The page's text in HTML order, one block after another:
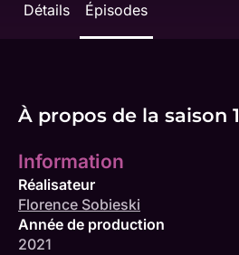
Détails Épisodes
À propos de la saison 1
Information
Réalisateur
Florence Sobieski
Année de production
2021